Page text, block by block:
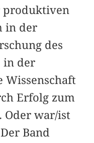
produktiven
in der
des
in der
Erfolg zum
Oder war/ist
Band